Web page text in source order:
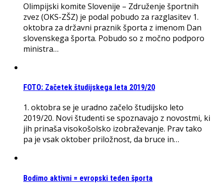
Olimpijski komite Slovenije – Združenje športnih
zvez (OKS-ZŠZ) je podal pobudo za razglasitev 1.
oktobra za državni praznik športa z imenom Dan
slovenskega športa. Pobudo so z močno podporo
ministra…
FOTO: Začetek študijskega leta 2019/20
1. oktobra se je uradno začelo študijsko leto
2019/20. Novi študenti se spoznavajo z novostmi, ki
jih prinaša visokošolsko izobraževanje. Prav tako
pa je vsak oktober priložnost, da bruce in…
Bodimo aktivni = evropski teden športa